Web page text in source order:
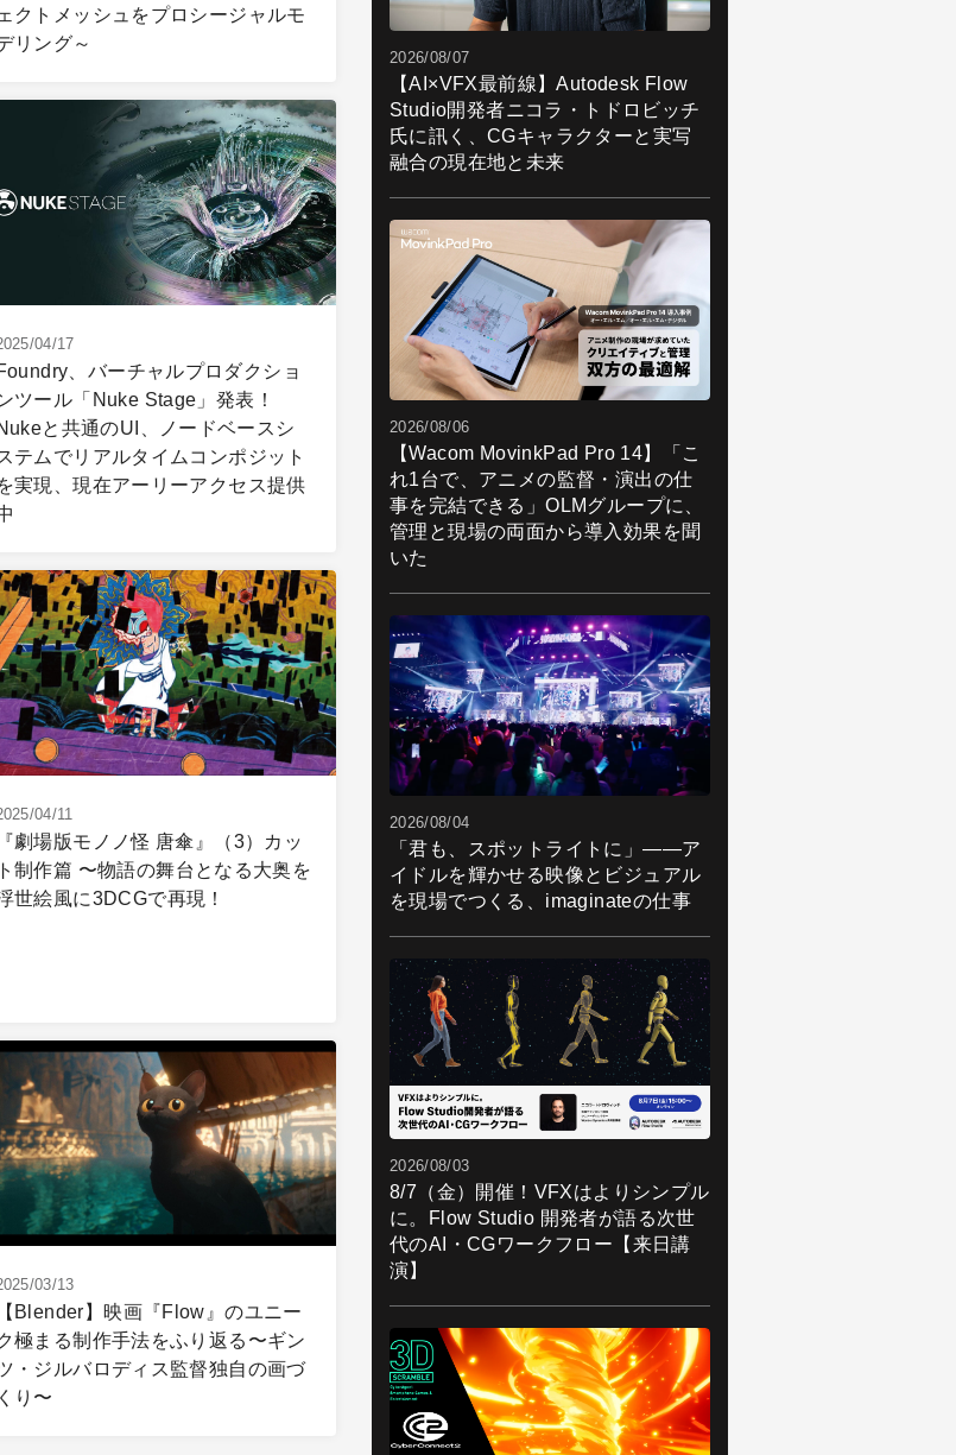
ェクトメッシュをプロシージャルモ
リング～
04/17
、バーチャルプロダクショ
ツール「Nuke Stage」発表！
と共通のUI、ノードベースシ
テムでリアルタイムコンポジット
実現、現在アーリーアクセス提供
04/11
『劇場版モノノ怪 唐傘』（3）カッ
ト制作篇 〜物語の舞台となる大奥を
世絵風に3DCGで再現！
03/13
【Blender】映画『Flow』のユニー
極まる制作手法をふり返る〜ギン
・ジルバロディス監督独自の画づ
くり〜
2026/08/07
【AI×VFX最前線】Autodesk Flow
Studio開発者ニコラ・トドロビッチ
氏に訊く、CGキャラクターと実写
融合の現在地と未来
2026/08/06
【Wacom MovinkPad Pro 14】「こ
れ1台で、アニメの監督・演出の仕
事を完結できる」OLMグループに、
管理と現場の両面から導入効果を聞
いた
2026/08/04
「君も、スポットライトに」――ア
イドルを輝かせる映像とビジュアル
を現場でつくる、imaginateの仕事
2026/08/03
8/7（金）開催！VFXはよりシンプル
に。Flow Studio 開発者が語る次世
代のAI・CGワークフロー【来日講
演】